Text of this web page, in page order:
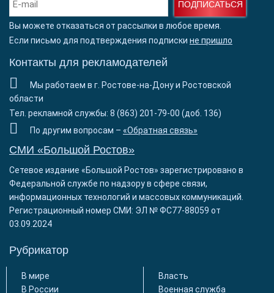
ПОДПИСАТЬСЯ
Вы можете отказаться от рассылки в любое время.
Если письмо для подтверждения подписки не пришло
Контакты для рекламодателей
Мы работаем в г. Ростове-на-Дону и Ростовской
области
Тел. рекламной службы: 8 (863) 201-79-00 (доб. 136)
По другим вопросам – «Обратная связь»
СМИ «Большой Ростов»
Сетевое издание «Большой Ростов» зарегистрировано в
Федеральной службе по надзору в сфере связи,
информационных технологий и массовых коммуникаций.
Регистрационный номер СМИ: ЭЛ № ФС77-88059 от
03.09.2024
Рубрикатор
В мире
В России
Власть
Военная служба